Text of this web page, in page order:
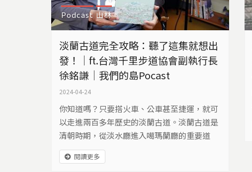
Podcast 山林
淡蘭古道完全攻略：聽了這集就想出
發！｜ft.台灣千里步道協會副執行長
徐銘謙｜我們的島Pocast
2024-04-24
你知道嗎？只要搭火車、公車甚至捷運，就可
以走進兩百多年歷史的淡蘭古道。淡蘭古道是
清朝時期，從淡水廳進入噶瑪蘭廳的重要道
路。兩百多年來，官方、民間與茶商，分別開
闢出綿密路網，也就是後來發展為北路(官
閱讀更多